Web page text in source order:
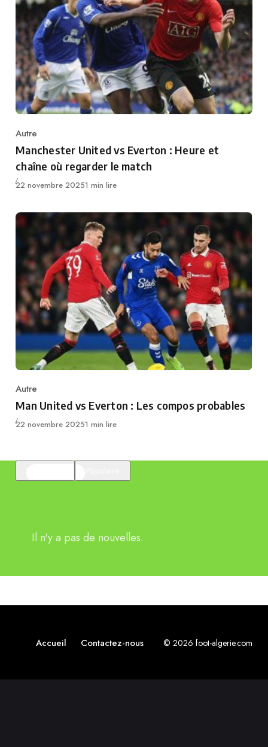
Category
Autre
Manchester United vs Everton : Heure et
chaîne où regarder le match
Publié
22 novembre 20251 min lire
Category
Autre
Man United vs Everton : Les compos probables
Publié
22 novembre 20251 min lire
Il n'y a pas de nouvelles.
Accueil Contactez-nous © 2026 foot-algerie.com